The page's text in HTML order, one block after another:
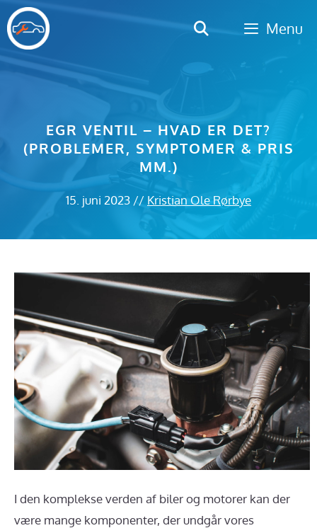
Hop
til
indhold
Menu
EGR VENTIL – HVAD ER DET?
(PROBLEMER, SYMPTOMER & PRIS
MM.)
15. juni 2023 // Kristian Ole Rørbye
I den komplekse verden af biler og motorer kan der
være mange komponenter, der undgår vores